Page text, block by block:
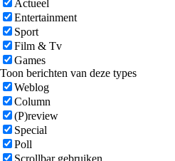
Actueel
Entertainment
Sport
Film & Tv
Games
Toon berichten van deze types
Weblog
Column
(P)review
Special
Poll
Scrollbar gebruiken